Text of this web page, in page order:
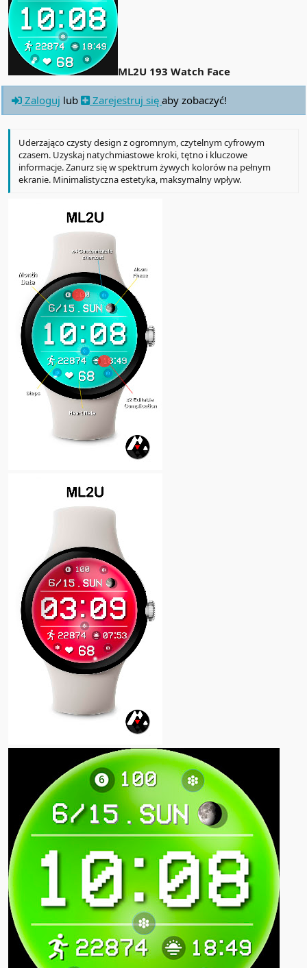
ML2U 193 Watch Face
Zaloguj lub Zarejestruj się aby zobaczyć!
Uderzająco czysty design z ogromnym, czytelnym cyfrowym
czasem. Uzyskaj natychmiastowe kroki, tętno i kluczowe
informacje. Zanurz się w spektrum żywych kolorów na pełnym
ekranie. Minimalistyczna estetyka, maksymalny wpływ.